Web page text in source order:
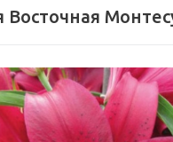
Восточная